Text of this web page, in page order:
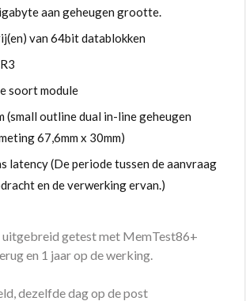
aan geheugen grootte.
van 64bit datablokken
soort module
(small outline dual in-line geheugen
67,6mm x 30mm)
latency (De periode tussen de aanvraag
en de verwerking ervan.)
uitgebreid getest met MemTest86+
en 1 jaar op de werking.
dezelfde dag op de post